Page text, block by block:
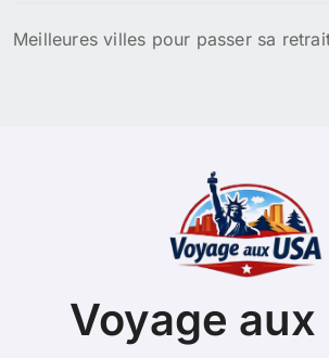
Meilleures villes pour passer sa
Voyage aux